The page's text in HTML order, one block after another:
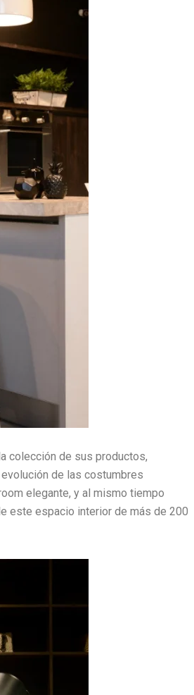
colección de sus productos,
de las costumbres
elegante, y al mismo tiempo
este espacio interior de más de 200